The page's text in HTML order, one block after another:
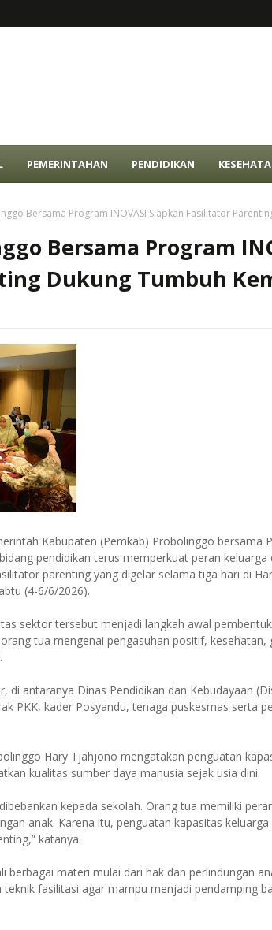
PEMERINTAHAN PENDIDIKAN
Bersama Program INOVASI Siapkan Fasilitator
Bersama Program
Dukung Tumbuh
Kabupaten (Pemkab) Probolinggo bersama
pendidikan terus memperkuat peran
parenting yang digelar selama tiga hari di
(4-6/6/2026).
sektor tersebut menjadi langkah awal
tua mengenai pengasuhan positif, kesehatan,
di antaranya Dinas Pendidikan dan Kebudayaan
PKK, kader Posyandu, tenaga puskesmas serta
Hary Tjahjono mengatakan penguatan
kualitas sumber daya manusia sejak usia dini.
kepada sekolah. Orang tua memiliki
anak. Karena itu, penguatan kapasitas
katanya.
berbagai materi mulai dari hak dan perlindungan
fasilitasi agar mampu menjadi pendamping